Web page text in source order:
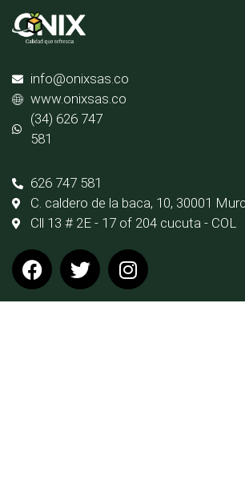
info@onixsas.co
www.onixsas.co
(34) 626 747
581
626 747 581
C. caldero de la baca, 10, 30001
Cll 13 # 2E - 17 of 204 cucuta - COL